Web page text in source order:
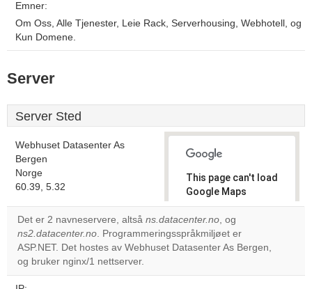
Emner:
Om Oss, Alle Tjenester, Leie Rack, Serverhousing, Webhotell, og
Kun Domene.
Server
Server Sted
Webhuset Datasenter As
Bergen
Norge
60.39, 5.32
This page can't load
Google Maps
correctly.
Do you
own this
OK
Det er 2 navneservere, altså ns.datacenter.no, og
ns2.datacenter.no. Programmeringsspråkmiljøet er
ASP.NET. Det hostes av Webhuset Datasenter As Bergen,
og bruker nginx/1 nettserver.